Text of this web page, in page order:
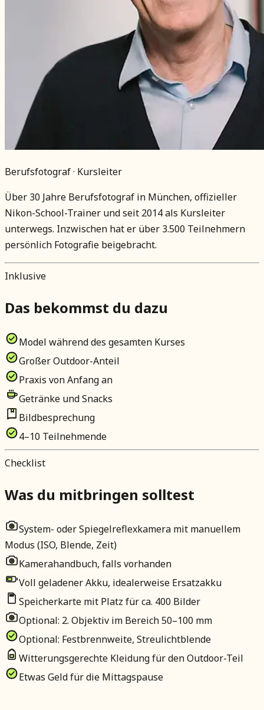
Berufsfotograf · Kursleiter
Über 30 Jahre Berufsfotograf in München, offizieller
Nikon-School-Trainer und seit 2014 als Kursleiter
unterwegs. Inzwischen hat er über 3.500 Teilnehmern
persönlich Fotografie beigebracht.
Inklusive
Das bekommst du dazu
Model während des gesamten Kurses
Großer Outdoor-Anteil
Praxis von Anfang an
Getränke und Snacks
Bildbesprechung
4–10 Teilnehmende
Checklist
Was du mitbringen solltest
System- oder Spiegelreflexkamera mit manuellem
Modus (ISO, Blende, Zeit)
Kamerahandbuch, falls vorhanden
Voll geladener Akku, idealerweise Ersatzakku
Speicherkarte mit Platz für ca. 400 Bilder
Optional: 2. Objektiv im Bereich 50–100 mm
Optional: Festbrennweite, Streulichtblende
Witterungsgerechte Kleidung für den Outdoor-Teil
Etwas Geld für die Mittagspause